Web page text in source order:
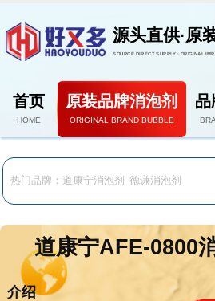
源头直供·原
SOURCE DIRECT SUPPLY · ORIGINAL
首页
HOME
原装品牌消泡剂
ORIGINAL BRAND BUBBLE
品
道康宁AFE-0800
介绍